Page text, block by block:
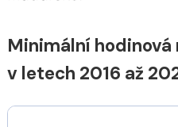
Minimální hodinová
v letech 2016 až